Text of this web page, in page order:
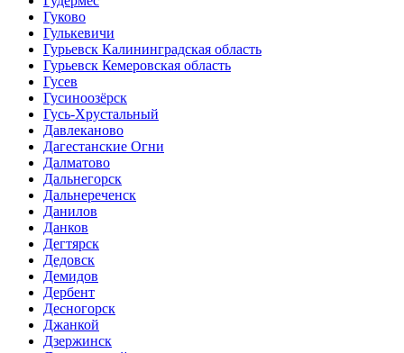
Гуково
Гулькевичи
Гурьевск Калининградская область
Гурьевск Кемеровская область
Гусев
Гусиноозёрск
Гусь-Хрустальный
Давлеканово
Дагестанские Огни
Далматово
Дальнегорск
Дальнереченск
Данилов
Данков
Дегтярск
Дедовск
Демидов
Дербент
Десногорск
Джанкой
Дзержинск